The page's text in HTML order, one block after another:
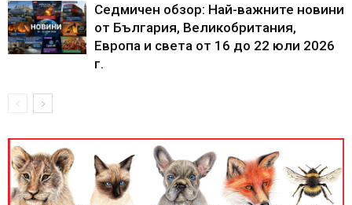
Седмичен обзор: Най-важните новини
от България, Великобритания,
Европа и света от 16 до 22 юли 2026
г.